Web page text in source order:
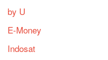
by U
E-Money
Indosat